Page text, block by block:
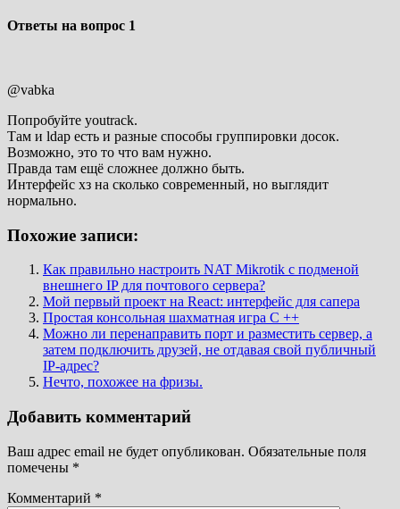
Ответы на вопрос 1
@vabka
Попробуйте youtrack.
Там и ldap есть и разные способы группировки досок.
Возможно, это то что вам нужно.
Правда там ещё сложнее должно быть.
Интерфейс хз на сколько современный, но выглядит
нормально.
Похожие записи:
Как правильно настроить NAT Mikrotik с подменой
внешнего IP для почтового сервера?
Мой первый проект на React: интерфейс для сапера
Простая консольная шахматная игра C ++
Можно ли перенаправить порт и разместить сервер, а
затем подключить друзей, не отдавая свой публичный
IP-адрес?
Нечто, похожее на фризы.
Добавить комментарий
Ваш адрес email не будет опубликован. Обязательные поля
помечены *
Комментарий *